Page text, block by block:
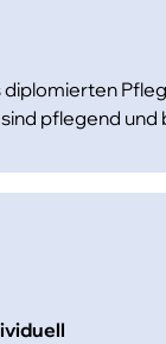
diplomierten
pflegend